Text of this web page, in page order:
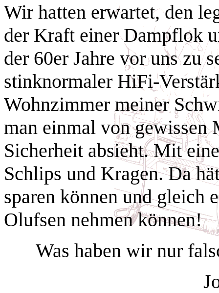
Wir hatten erwartet, den
der Kraft einer Dampflok
der 60er Jahre vor uns zu
stinknormaler HiFi-
Wohnzimmer meiner
man einmal von gewissen
Sicherheit absieht. Mit
Schlips und Kragen. Da
sparen können und gleich
Olufsen nehmen können!
Was haben wir nur